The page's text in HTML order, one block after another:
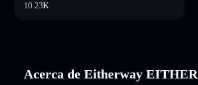
10.23K
Acerca de Eitherway EITHER